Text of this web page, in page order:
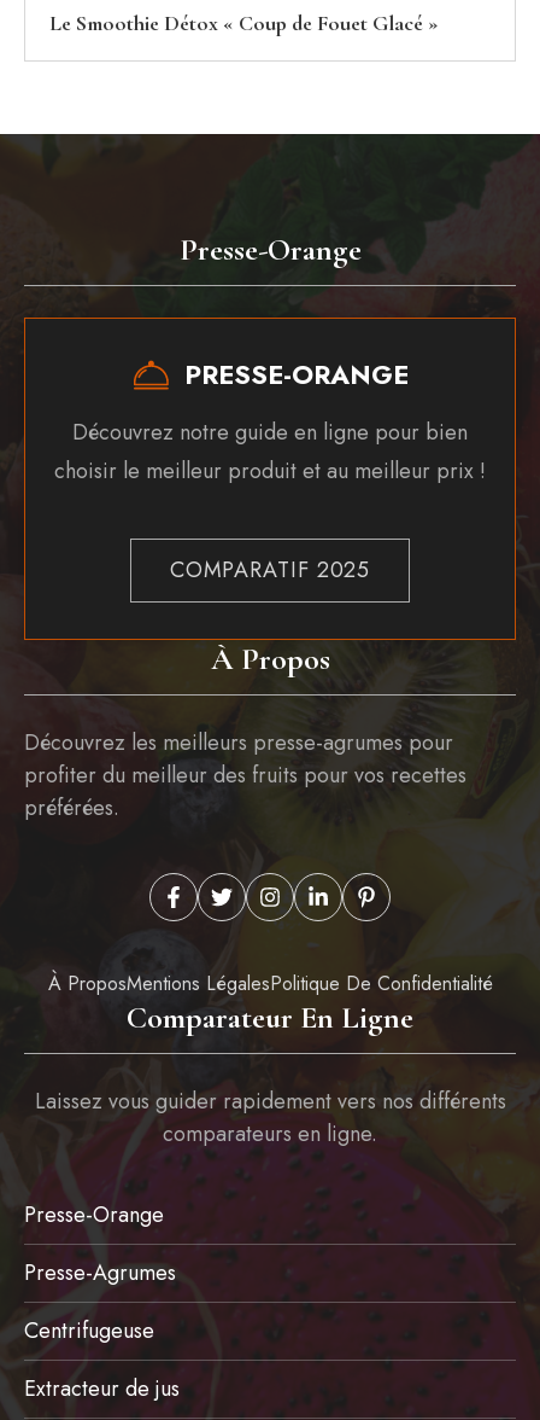
Le Smoothie Détox « Coup de Fouet Glacé »
À Propos
Découvrez les meilleurs presse-agrumes pour
profiter du meilleur des fruits pour vos recettes
préférées.
À ProposMentions LégalesPolitique De Confidentialité
Presse-Orange
PRESSE-ORANGE
Découvrez notre guide en ligne pour bien
choisir le meilleur produit et au meilleur prix !
COMPARATIF 2025
Comparateur En Ligne
Laissez vous guider rapidement vers nos différents
comparateurs en ligne.
Presse-Orange
Presse-Agrumes
Centrifugeuse
Extracteur de jus